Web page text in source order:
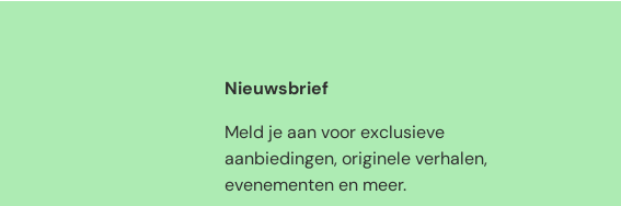
Nieuwsbrief
Meld je aan voor exclusieve
aanbiedingen, originele verhalen,
evenementen en meer.